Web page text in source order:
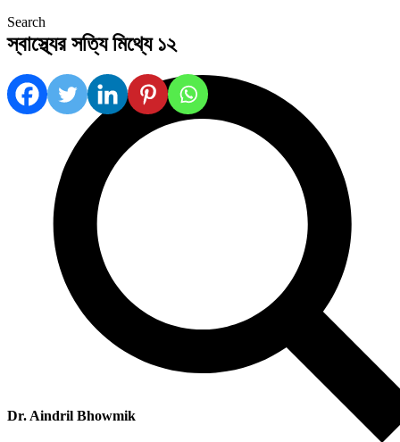
Search
স্বাস্থ্যের সত্যি মিথ্যে ১২
Dr. Aindril Bhowmik